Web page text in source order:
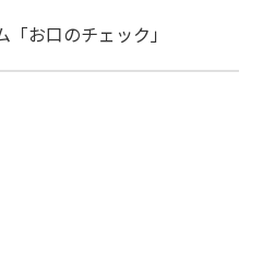
お口のチェック」